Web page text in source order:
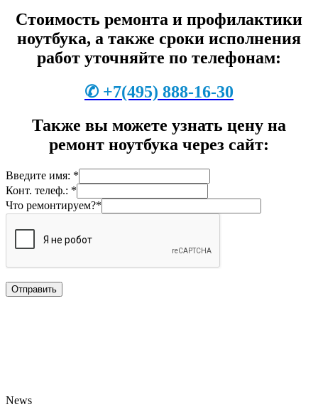
Стоимость ремонта и профилактики
ноутбука, а также сроки исполнения
работ уточняйте по телефонам:
✆ +7(495) 888-16-30
Также вы можете узнать цену на
ремонт ноутбука через сайт:
Введите имя: *
Конт. телеф.: *
Что ремонтируем?*
News